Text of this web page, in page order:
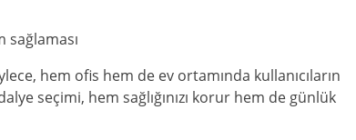
sağlaması
hem ofis hem de ev ortamında kullanıcıların
seçimi, hem sağlığınızı korur hem de günlük